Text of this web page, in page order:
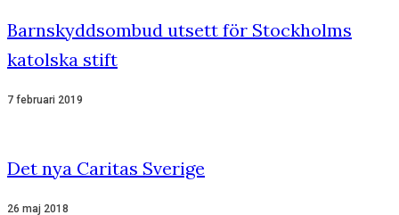
Barnskyddsombud utsett för Stockholms
katolska stift
7 februari 2019
Det nya Caritas Sverige
26 maj 2018